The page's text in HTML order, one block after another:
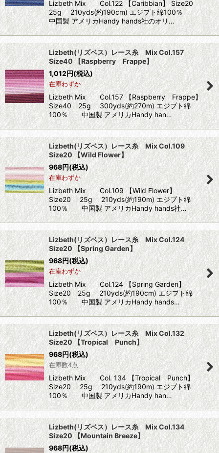
Lizbeth Mix Col.122 【Caribbian】 Size20
25g 210yds(約190cm) エジプト綿100％
中国製 アメリカHandy hands社のオリ…
Lizbeth(リズベス）レース糸 Mix Col.157
Size40 【Raspberry Frappe】
1,012円(税込)
在庫わずか
Lizbeth Mix Col.157 【Raspberry Frappe】
Size40 25g 300yds(約270m) エジプト綿
100％ 中国製 アメリカHandy han…
Lizbeth(リズベス）レース糸 Mix Col.109
Size20 【Wild Flower】
968円(税込)
在庫わずか
Lizbeth Mix Col.109 【Wild Flower】
Size20 25g 210yds(約190m) エジプト綿
100％ 中国製 アメリカHandy hands社…
Lizbeth(リズベス）レース糸 Mix Col.124
Size20 【Spring Garden】
968円(税込)
在庫わずか
Lizbeth Mix Col.124 【Spring Garden】
Size20 25g 210yds(約190cm) エジプト綿
100％ 中国製 アメリカHandy hands…
Lizbeth(リズベス）レース糸 Mix Col.132
Size20 【Tropical Punch】
968円(税込)
在庫数4点
Lizbeth Mix Col. 134 【Tropical Punch】
Size20 25g 210yds(約190m) エジプト綿
100％ 中国製 アメリカHandy han…
Lizbeth(リズベス）レース糸 Mix Col.134
Size20 【Mountain Breeze】
968円(税込)